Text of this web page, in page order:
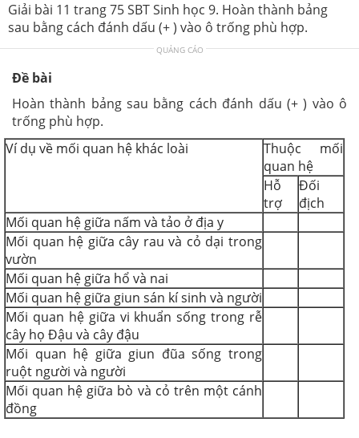
Giải bài 11 trang 75 SBT Sinh học 9. Hoàn thành bảng
sau bằng cách đánh dấu (+ ) vào ô trống phù hợp.
QUẢNG CÁO
Đề bài
Hoàn thành bảng sau bằng cách đánh dấu (+ ) vào ô
trống phù hợp.
Ví dụ về mối quan hệ khác loài
Thuộc mối
quan hệ
Hỗ
trợ
Đối
địch
Mối quan hệ giữa nấm và tảo ở địa y
Mối quan hệ giữa cây rau và cỏ dại trong
vườn
Mối quan hệ giữa hổ và nai
Mối quan hệ giữa giun sán kí sinh và người
Mối quan hệ giữa vi khuẩn sống trong rễ
cây họ Đậu và cây đậu
Mối quan hệ giữa giun đũa sống trong
ruột người và người
Mối quan hệ giữa bò và cỏ trên một cánh
đồng